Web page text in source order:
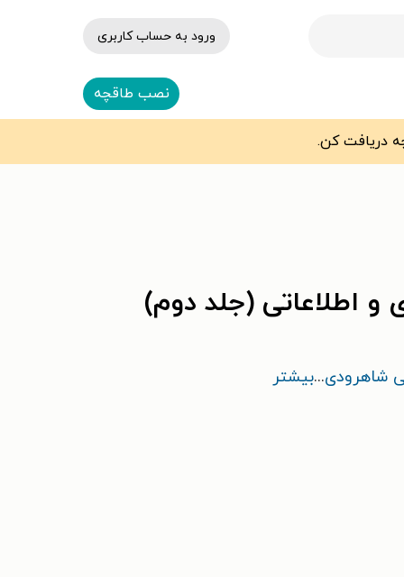
ورود به حساب کاربری
نصب طاقچه
اطلاعاتی (جلد دوم)
شاهرودی...بیشتر